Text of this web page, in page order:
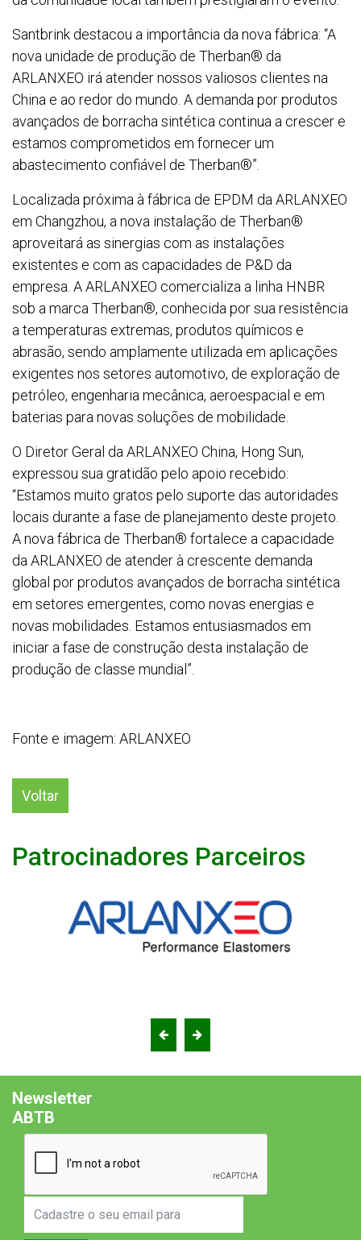
Santbrink destacou a importância da nova fábrica: “A
nova unidade de produção de Therban® da
ARLANXEO irá atender nossos valiosos clientes na
China e ao redor do mundo. A demanda por produtos
avançados de borracha sintética continua a crescer e
estamos comprometidos em fornecer um
abastecimento confiável de Therban®”.
Localizada próxima à fábrica de EPDM da ARLANXEO
em Changzhou, a nova instalação de Therban®
aproveitará as sinergias com as instalações
existentes e com as capacidades de P&D da
empresa. A ARLANXEO comercializa a linha HNBR
sob a marca Therban®, conhecida por sua resistência
a temperaturas extremas, produtos químicos e
abrasão, sendo amplamente utilizada em aplicações
exigentes nos setores automotivo, de exploração de
petróleo, engenharia mecânica, aeroespacial e em
baterias para novas soluções de mobilidade.
O Diretor Geral da ARLANXEO China, Hong Sun,
expressou sua gratidão pelo apoio recebido:
“Estamos muito gratos pelo suporte das autoridades
locais durante a fase de planejamento deste projeto.
A nova fábrica de Therban® fortalece a capacidade
da ARLANXEO de atender à crescente demanda
global por produtos avançados de borracha sintética
em setores emergentes, como novas energias e
novas mobilidades. Estamos entusiasmados em
iniciar a fase de construção desta instalação de
produção de classe mundial”.
Fonte e imagem: ARLANXEO
Voltar
Patrocinadores Parceiros
Newsletter
ABTB